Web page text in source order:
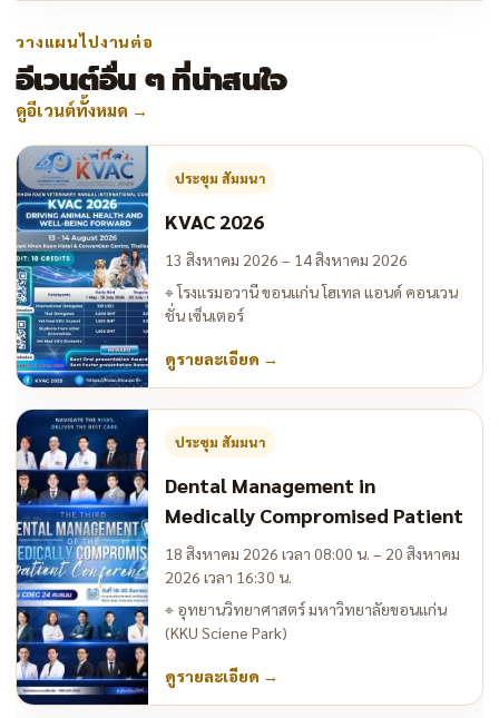
วางแผนไปงานต่อ
อีเวนต์อื่น ๆ ที่น่าสนใจ
ดูอีเวนต์ทั้งหมด →
ประชุม สัมมนา
KVAC 2026
13 สิงหาคม 2026 – 14 สิงหาคม 2026
⌖โรงแรมอวานี ขอนแก่น โฮเทล แอนด์ คอนเวน
ชั่น เซ็นเตอร์
ดูรายละเอียด →
ประชุม สัมมนา
Dental Management in
Medically Compromised Patient
18 สิงหาคม 2026 เวลา 08:00 น. – 20 สิงหาคม
2026 เวลา 16:30 น.
⌖ อุทยานวิทยาศาสตร์ มหาวิทยาลัยขอนแก่น
(KKU Sciene Park)
ดูรายละเอียด →